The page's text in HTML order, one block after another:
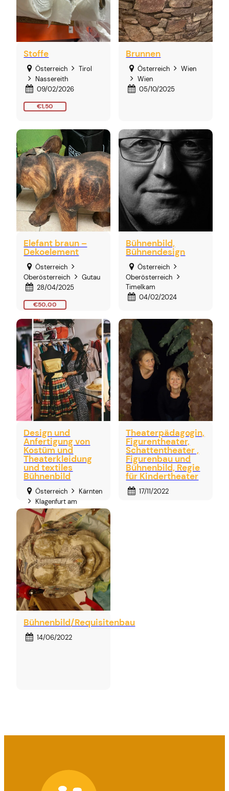
Stoffe
Österreich
Tirol
Nassereith
09/02/2026
€1,50
Brunnen
Österreich
Wien
Wien
05/10/2025
Elefant braun –
Dekoelement
Österreich
Oberösterreich
Gutau
28/04/2025
€50,00
Bühnenbild,
Bühnendesign
Österreich
Oberösterreich
Timelkam
04/02/2024
Design und
Anfertigung von
Kostüm und
Theaterkleidung
und textiles
Bühnenbild
Österreich
Kärnten
Klagenfurt am
Wörthersee
27/01/2024
Theaterpädagogin,
Figurentheater,
Schattentheater ,
Figurenbau und
Bühnenbild, Regie
für Kindertheater
17/11/2022
Bühnenbild/Requisitenbau
14/06/2022